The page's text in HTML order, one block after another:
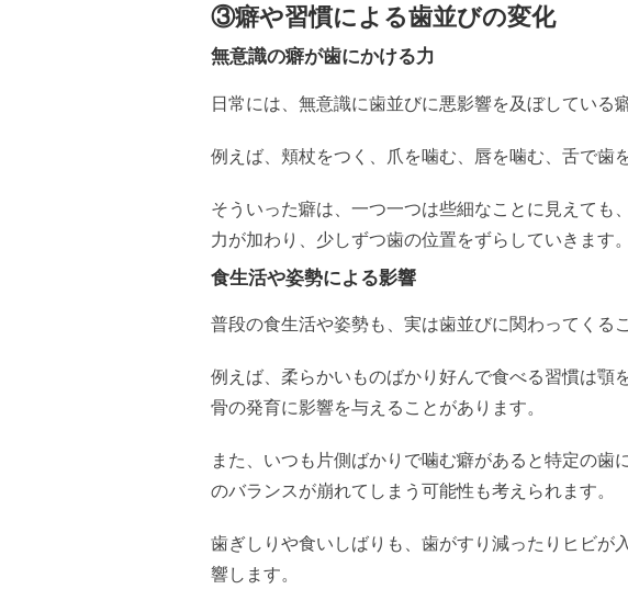
③癖や習慣による歯並びの変化
無意識の癖が歯にかける力
日常には、無意識に歯並びに悪影響を及ぼしている
例えば、頬杖をつく、爪を噛む、唇を噛む、舌で歯
そういった癖は、一つ一つは些細なことに見えても
力が加わり、少しずつ歯の位置をずらしていきます。
食生活や姿勢による影響
普段の食生活や姿勢も、実は歯並びに関わってくる
例えば、柔らかいものばかり好んで食べる習慣は顎
骨の発育に影響を与えることがあります。
また、いつも片側ばかりで噛む癖があると特定の歯
のバランスが崩れてしまう可能性も考えられます。
歯ぎしりや食いしばりも、歯がすり減ったりヒビが
響します。